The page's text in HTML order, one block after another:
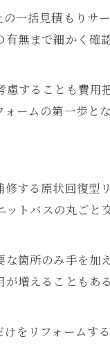
一括見積もりサ
無まで細かく確
することも費用
ームの第一歩とな
する原状回復型
トバスの丸ごと
箇所のみ手を加
増えることもあ
をリフォームす